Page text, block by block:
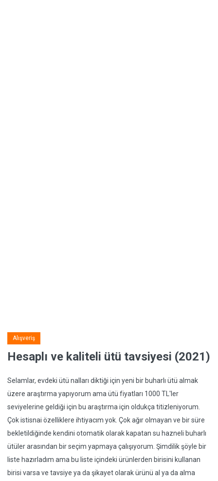
Alışveriş
Hesaplı ve kaliteli ütü tavsiyesi (2021)
Selamlar, evdeki ütü nalları diktiği için yeni bir buharlı ütü almak
üzere araştırma yapıyorum ama ütü fiyatları 1000 TL'ler
seviyelerine geldiği için bu araştırma için oldukça titizleniyorum.
Çok istisnai özelliklere ihtiyacım yok. Çok ağır olmayan ve bir süre
bekletildiğinde kendini otomatik olarak kapatan su hazneli buharlı
ütüler arasından bir seçim yapmaya çalışıyorum. Şimdilik şöyle bir
liste hazırladım ama bu liste içindeki ürünlerden birisini kullanan
birisi varsa ve tavsiye ya da şikayet olarak ürünü al ya da alma